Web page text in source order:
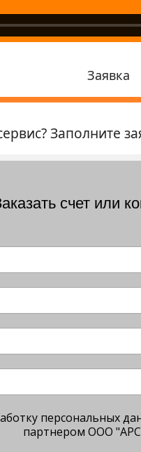
Заявка
Заполните
счет или
персональных
партнером ООО "АРС